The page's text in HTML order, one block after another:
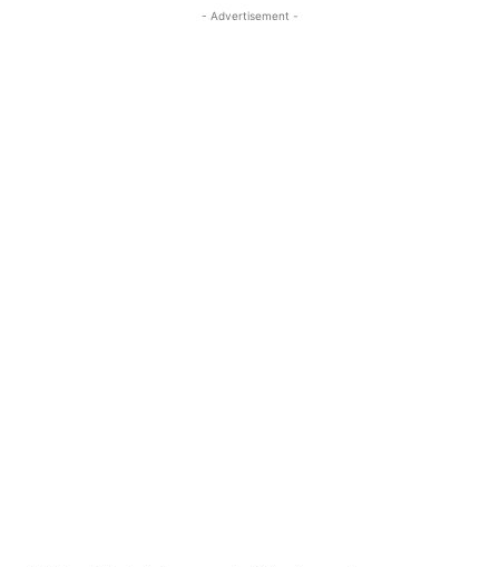
- Advertisement -